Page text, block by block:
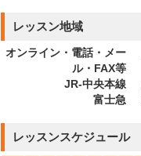
レッスン地域
オンライン・電話・メー
ル・FAX等
JR-中央本線
富士急
レッスンスケジュール